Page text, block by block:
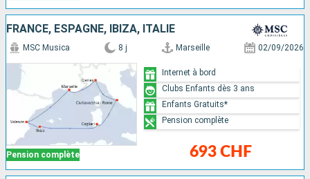
FRANCE, ESPAGNE, IBIZA, ITALIE
Pension complète
MSC Musica 8 j Marseille 02/09/2026
693 CHF
Internet à bord
Clubs Enfants dès 3 ans
Enfants Gratuits*
Pension complète